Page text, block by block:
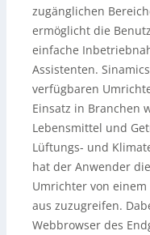
zugänglichen
ermöglicht die
einfache
Assistenten.
verfügbaren
Einsatz in Branchen
Lebensmittel und
Lüftungs- und
hat der Anwender
Umrichter von
aus zuzugreifen.
Webbrowser des